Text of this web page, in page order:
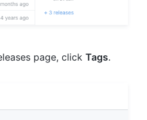
page, click Tags.